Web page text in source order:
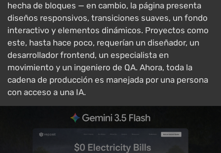
hecha de bloques — en cambio, la página presenta
diseños responsivos, transiciones suaves, un fondo
interactivo y elementos dinámicos. Proyectos como
este, hasta hace poco, requerían un diseñador, un
desarrollador frontend, un especialista en
movimiento y un ingeniero de QA. Ahora, toda la
cadena de producción es manejada por una persona
con acceso a una IA.